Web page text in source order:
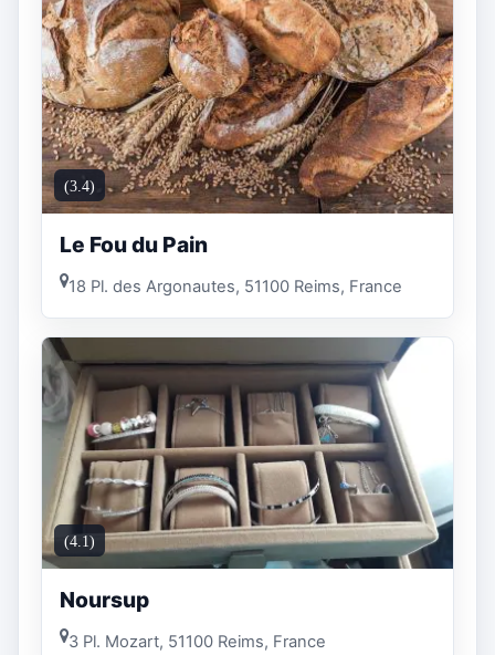
(3.4)
Le Fou du Pain
18 Pl. des Argonautes, 51100 Reims, France
(4.1)
Noursup
3 Pl. Mozart, 51100 Reims, France